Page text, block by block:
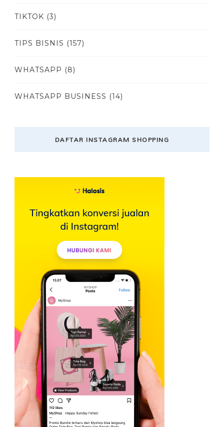
TIKTOK (3)
TIPS BISNIS (157)
WHATSAPP (8)
WHATSAPP BUSINESS (14)
DAFTAR INSTAGRAM SHOPPING